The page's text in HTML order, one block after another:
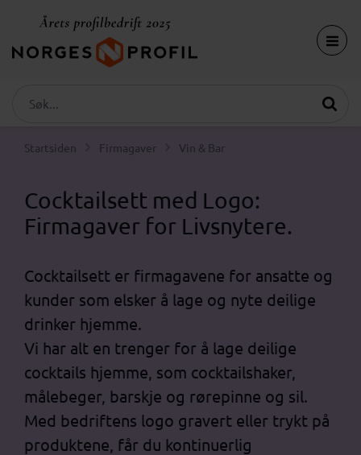
Startsiden Firmagaver Vin & Bar
Cocktailsett med Logo:
Firmagaver for Livsnytere.
Cocktailsett er firmagavene for ansatte og
kunder som elsker å lage og nyte deilige
drinker hjemme.
Vi har alt en trenger for å lage deilige
cocktails hjemme, som cocktailshaker,
målebeger, barskje og rørepinne og sil.
Med bedriftens logo gravert eller trykt på
produktene, får du kontinuerlig